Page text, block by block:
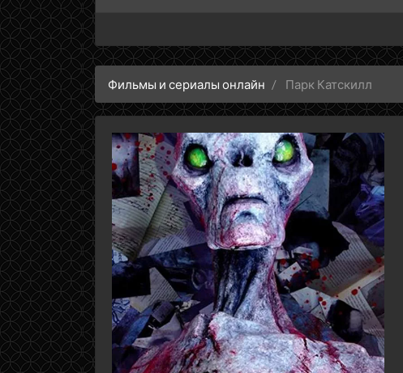
Фильмы и сериалы онлайн Парк Катскилл